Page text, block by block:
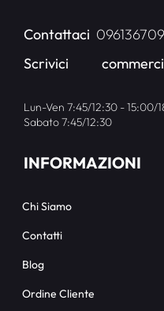
Contattaci
Scrivici
Lun-Ven 7:45/12:30 - 15:00/
Sabato 7:45/12:30
INFORMAZIONI
Chi Siamo
Contatti
Blog
Ordine Cliente